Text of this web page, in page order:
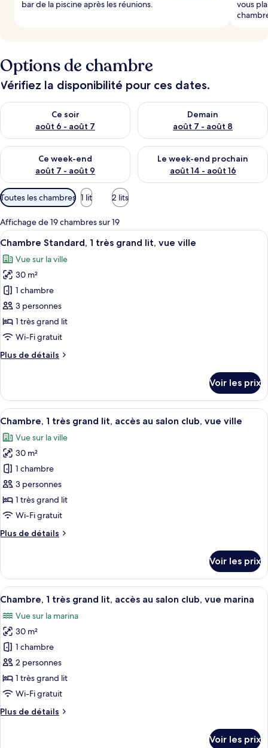
s
bar de la piscine après les réunions.
vous
Options de chambre
Vérifiez la disponibilité pour ces dates.
Ce soir
août 6 - août 7
Vérifier la disponibilité pour ce soir août 6 - août 7
Demain
août 7 - août 8
Vérifier la disponibilité pour
Ce week-end
août 7 - août 9
Vérifier la disponibilité pour ce week-end août 7 - août 9
Le week-end prochain
août 14 - août 16
Vérifier la disponibilité pour
Filtres
disponibles
pour
les
chambres
Toutes les chambres 1 lit 2 lits
Affichage de 19 chambres sur 19
Afficher
toutes
les
photos
pour
ce
type
de
chambre :
Chambre
très
grand
lit,
vue
ville
Une chambre d’hôtel avec un
7
Chambre Standard, 1 très grand lit, vue ville
Vue sur la ville
30 m²
1 chambre
3 personnes
1 très grand lit
Wi-Fi gratuit
Plus de détails
Plus
le
type
de
Chambre
Standard,
très
grand
lit,
vue
ville
Voir les prix
Afficher
toutes
les
photos
pour
ce
type
de
chambre :
Chambre,
grand
lit,
accès
au
salon
club,
vue
ville
Une chambre d’hôtel avec un
9
Chambre, 1 très grand lit, accès au salon club, vue ville
Vue sur la ville
30 m²
1 chambre
3 personnes
1 très grand lit
Wi-Fi gratuit
Plus de détails
Plus
le
type
de
Chambre,
très
grand
lit,
accès
au
salon
vue
Voir les prix
Afficher
toutes
les
photos
pour
ce
type
de
chambre :
Chambre,
Une chambre d’hôtel avec un lit, un
5
Chambre, 1 très grand lit, accès au salon club, vue marina
Vue sur la marina
30 m²
1 chambre
2 personnes
1 très grand lit
Wi-Fi gratuit
Plus de détails
Plus
Voir les prix